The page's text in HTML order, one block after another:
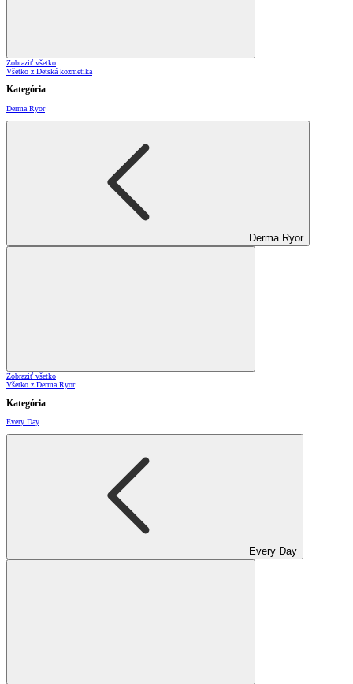
Zobraziť všetko
Všetko z Detská kozmetika
Kategória
Derma Ryor
Derma Ryor
Zobraziť všetko
Všetko z Derma Ryor
Kategória
Every Day
Every Day